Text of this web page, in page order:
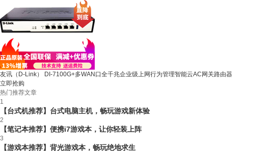
友讯（D-Link） DI-7100G+多WAN口全千兆企业级上网行为管理智能云AC网关路由器
立即抢购
热门推荐文章
1
【台式机推荐】台式电脑主机，畅玩游戏新体验
2
【笔记本推荐】便携i7游戏本，让你轻装上阵
3
【游戏本推荐】背光游戏本，畅玩绝地求生